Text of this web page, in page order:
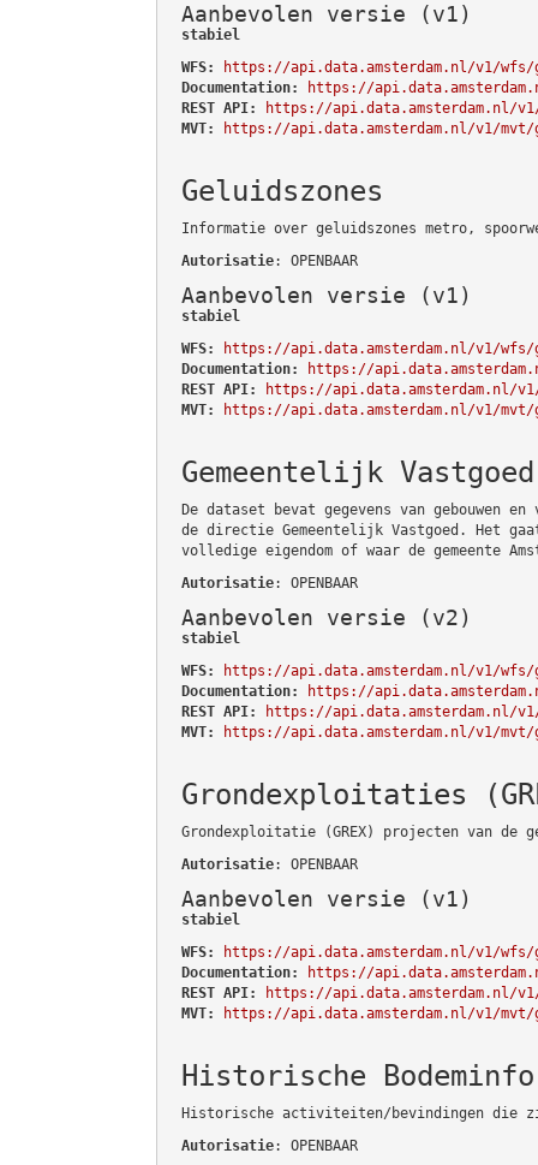
Aanbevolen versie (v1)
stabiel
WFS:
https://api.data.amsterdam.nl/v1/wfs/
Documentation:
https://
REST API:
https://api.data.amsterdam.nl/
MVT:
https://api.data.amsterdam.nl/v1/mvt/
Geluidszones
Informatie over geluidszones metro,
Autorisatie: OPENBAAR
Aanbevolen versie (v1)
stabiel
WFS:
https://api.data.amsterdam.nl/v1/wfs/
Documentation:
https://
REST API:
https://api.data.amsterdam.nl/
MVT:
https://api.data.amsterdam.nl/v1/mvt/
Gemeentelijk Vastgoed
De dataset bevat gegevens van gebouwen
de directie Gemeentelijk Vastgoed. Het
volledige eigendom of waar de gemeente
Autorisatie: OPENBAAR
Aanbevolen versie (v2)
stabiel
WFS:
https://api.data.amsterdam.nl/v1/wfs/
Documentation:
https://
REST API:
https://api.data.amsterdam.nl/
MVT:
https://api.data.amsterdam.nl/v1/mvt/
Grondexploitaties
Grondexploitatie (GREX) projecten van de
Autorisatie: OPENBAAR
Aanbevolen versie (v1)
stabiel
WFS:
https://api.data.amsterdam.nl/v1/wfs/
Documentation:
https://
REST API:
https://api.data.amsterdam.nl/
MVT:
https://api.data.amsterdam.nl/v1/mvt/
Historische
Historische activiteiten/bevindingen die
Autorisatie: OPENBAAR